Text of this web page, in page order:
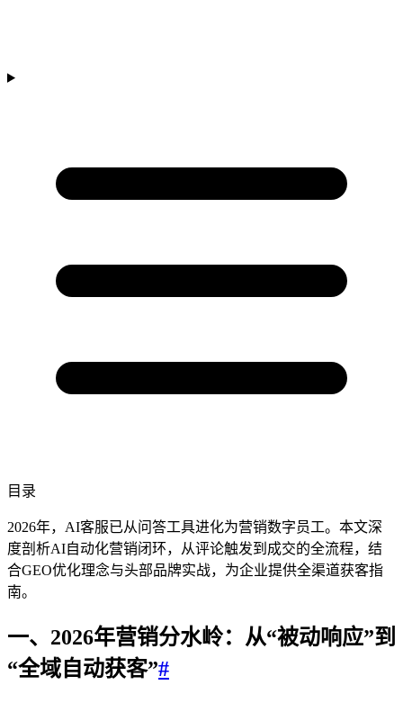
目录
2026年，AI客服已从问答工具进化为营销数字员工。本文深
度剖析AI自动化营销闭环，从评论触发到成交的全流程，结
合GEO优化理念与头部品牌实战，为企业提供全渠道获客指
南。
一、2026年营销分水岭：从“被动响应”到
“全域自动获客”#